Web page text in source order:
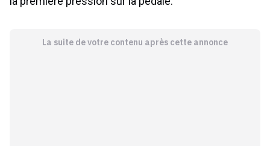
La suite de votre contenu après cette annonce